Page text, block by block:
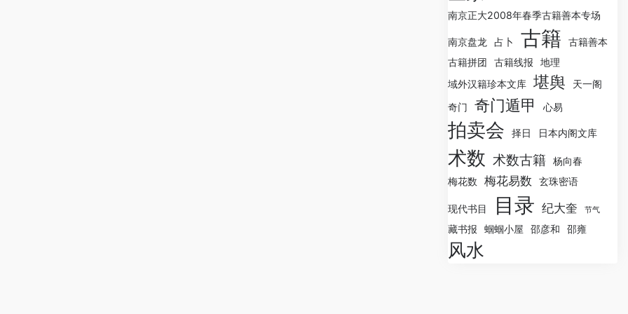
南京正大2008年春季古籍善本专场
南京盘龙 占卜 古籍
古籍善本
古籍拼团
古籍线报
地理
域外汉籍珍本文库 堪舆
天一阁
奇门
奇门遁甲 心易
拍卖会 择日 日本内阁文库
术数 术数古籍
杨向春
梅花数
梅花易数 玄珠密语
现代书目 目录 纪大奎 节气
藏书报 蝈蝈小屋 邵彦和 邵雍
风水